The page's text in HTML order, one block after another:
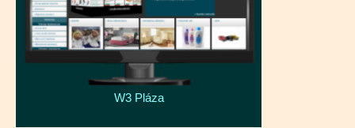
W3 Pláza